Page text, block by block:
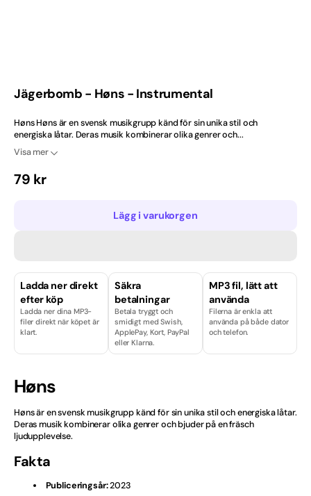
Barndop
Best Selling Norway
Bröllop
Bästsäljare
Danska
Engelska
Isländska
Julvisor
Licenser & Tjänster
Jägerbomb - Høns - Instrumental
Høns Høns är en svensk musikgrupp känd för sin unika stil och
energiska låtar. Deras musik kombinerar olika genrer och...
Visa mer
Ordinarie
79 kr
Lägg i varukorgen
Ladda ner direkt
efter köp
Ladda ner dina MP3-
filer direkt när köpet är
klart.
Säkra
betalningar
Betala tryggt och
smidigt med Swish,
ApplePay, Kort, PayPal
eller Klarna.
MP3 fil, lätt att
använda
Filerna är enkla att
använda på både dator
och telefon.
Høns
Høns är en svensk musikgrupp känd för sin unika stil och energiska låtar.
Deras musik kombinerar olika genrer och bjuder på en fräsch
ljudupplevelse.
Fakta
Publiceringsår:2023